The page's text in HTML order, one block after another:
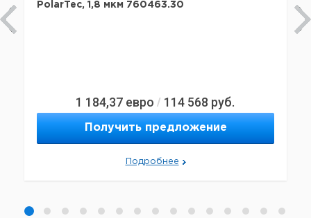
PolarTec, 1,8 мкм 760463.30
1 184,37 евро / 114 568 руб.
Получить предложение
Подробнее